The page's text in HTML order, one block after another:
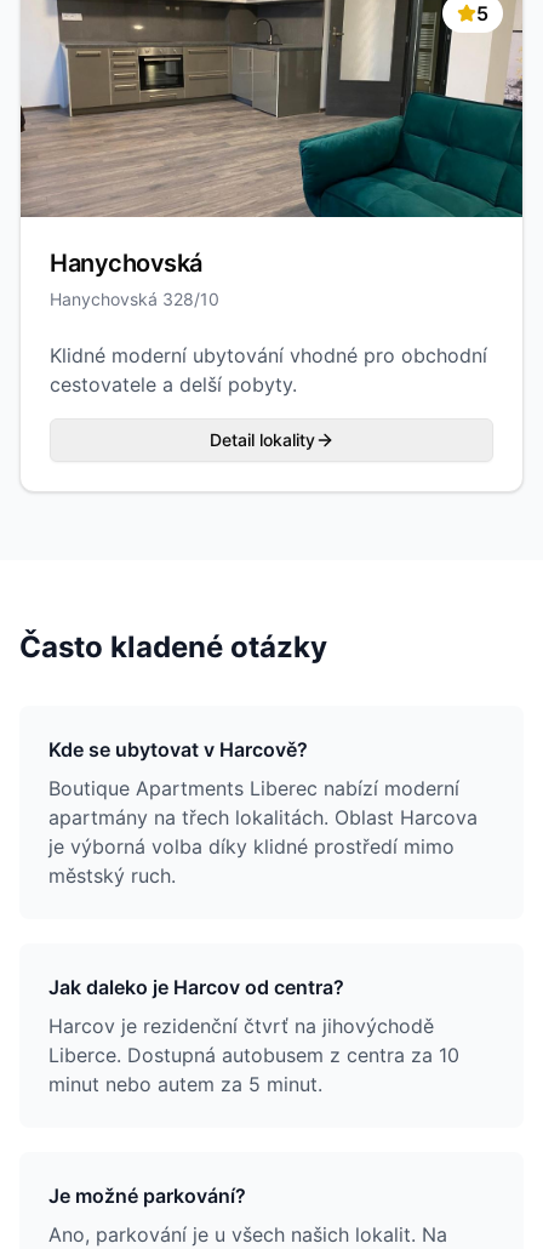
5
Hanychovská
Hanychovská 328/10
Klidné moderní ubytování vhodné pro obchodní
cestovatele a delší pobyty.
Detail lokality
Často kladené otázky
Kde se ubytovat v Harcově?
Boutique Apartments Liberec nabízí moderní
apartmány na třech lokalitách. Oblast Harcova
je výborná volba díky klidné prostředí mimo
městský ruch.
Jak daleko je Harcov od centra?
Harcov je rezidenční čtvrť na jihovýchodě
Liberce. Dostupná autobusem z centra za 10
minut nebo autem za 5 minut.
Je možné parkování?
Ano, parkování je u všech našich lokalit. Na